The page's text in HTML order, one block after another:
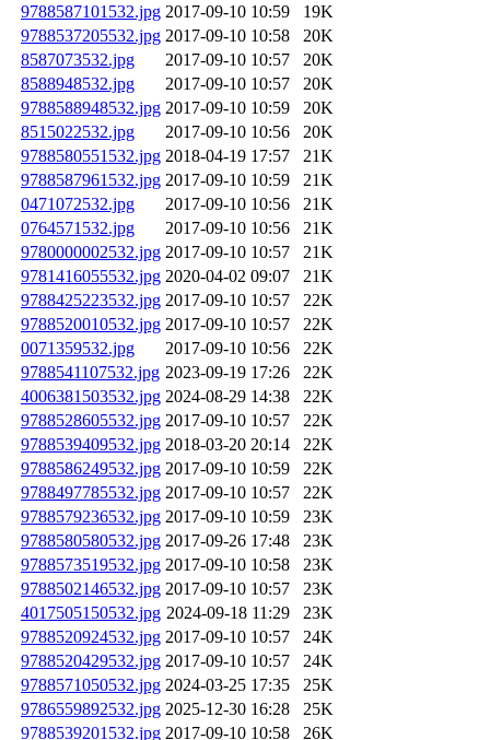
9788587101532.jpg 2017-09-10 10:59
19K
9788537205532.jpg 2017-09-10 10:58
20K
8587073532.jpg
2017-09-10 10:57
20K
8588948532.jpg
2017-09-10 10:57
20K
9788588948532.jpg 2017-09-10 10:59
20K
8515022532.jpg
2017-09-10 10:56
20K
9788580551532.jpg 2018-04-19 17:57
21K
9788587961532.jpg 2017-09-10 10:59
21K
0471072532.jpg
2017-09-10 10:56
21K
0764571532.jpg
2017-09-10 10:56
21K
9780000002532.jpg 2017-09-10 10:57
21K
9781416055532.jpg 2020-04-02 09:07
21K
9788425223532.jpg 2017-09-10 10:57
22K
9788520010532.jpg 2017-09-10 10:57
22K
0071359532.jpg
2017-09-10 10:56
22K
9788541107532.jpg 2023-09-19 17:26
22K
4006381503532.jpg 2024-08-29 14:38
22K
9788528605532.jpg 2017-09-10 10:57
22K
9788539409532.jpg 2018-03-20 20:14
22K
9788586249532.jpg 2017-09-10 10:59
22K
9788497785532.jpg 2017-09-10 10:57
22K
9788579236532.jpg 2017-09-10 10:59
23K
9788580580532.jpg 2017-09-26 17:48
23K
9788573519532.jpg 2017-09-10 10:58
23K
9788502146532.jpg 2017-09-10 10:57
23K
4017505150532.jpg 2024-09-18 11:29
23K
9788520924532.jpg 2017-09-10 10:57
24K
9788520429532.jpg 2017-09-10 10:57
24K
9788571050532.jpg 2024-03-25 17:35
25K
9786559892532.jpg 2025-12-30 16:28
25K
9788539201532.jpg 2017-09-10 10:58 26K